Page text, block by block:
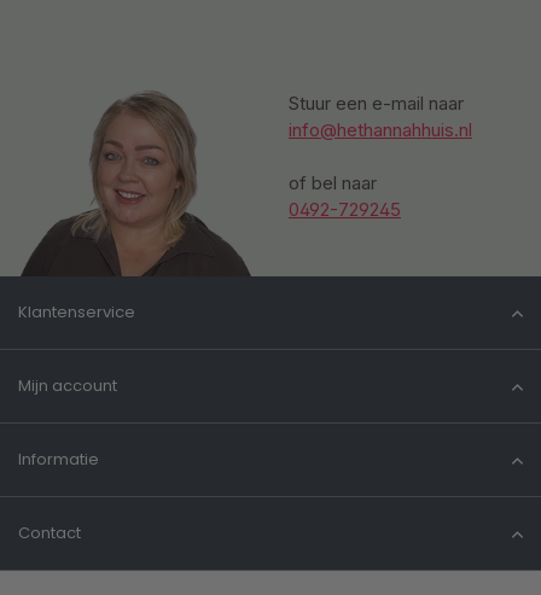
Stuur een e-mail naar
info@hethannahhuis.nl
of bel naar
0492-729245
Klantenservice
Mijn account
Informatie
Contact